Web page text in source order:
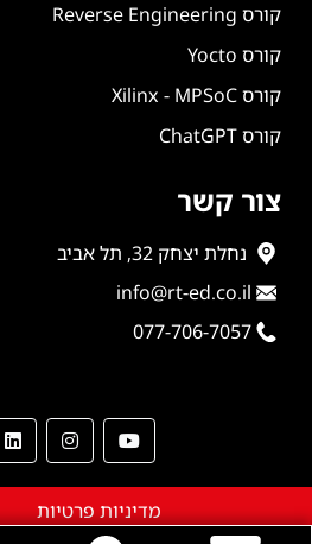
קורס Reverse Engineering
קורס Yocto
קורס Xilinx - MPSoC
קורס ChatGPT
צור קשר
נחלת יצחק 32, תל אביב
info@rt-ed.co.il
077-706-7057
מדיניות פרטיות